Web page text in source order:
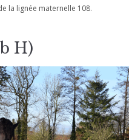
la lignée maternelle 108.
H)